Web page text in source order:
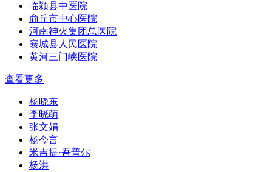
临颍县中医院
商丘市中心医院
河南神火集团总医院
襄城县人民医院
黄河三门峡医院
查看更多
杨晓东
李晓萌
张文娟
杨今言
米吉提·吾普尔
杨洪